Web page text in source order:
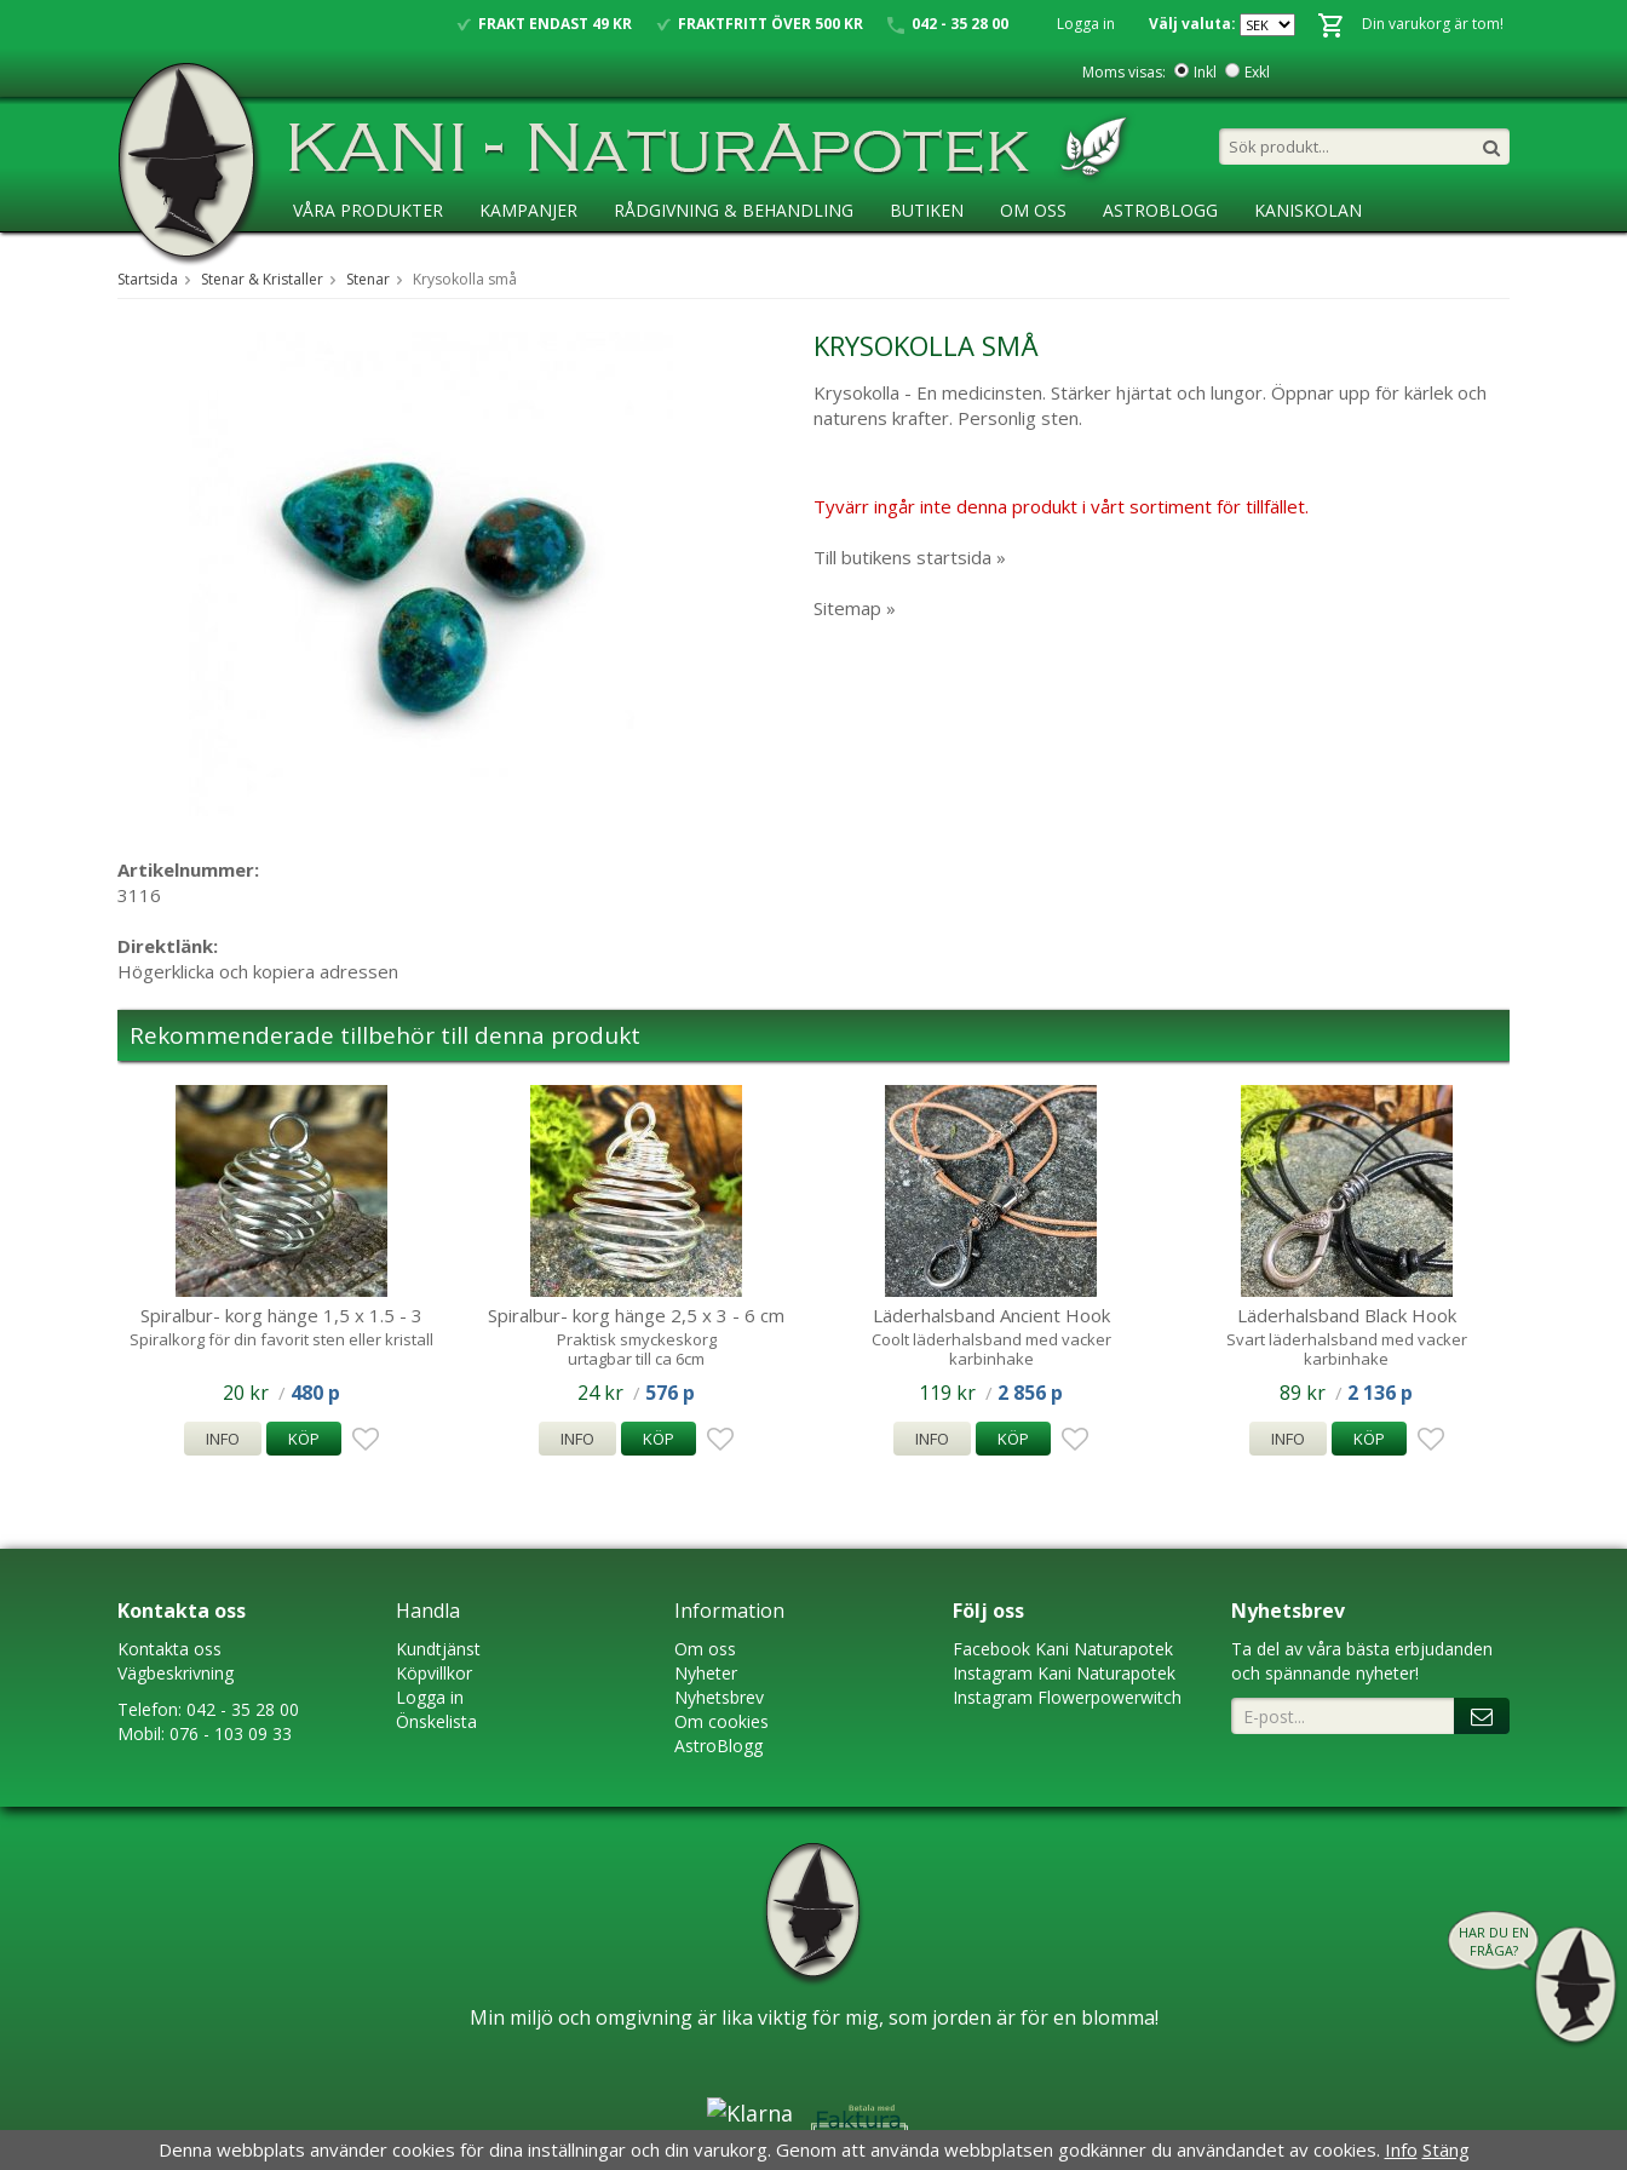
HAR DU EN
FRÅGA?
FRAKT ENDAST 49 KR FRAKTFRITT ÖVER 500 KR 042 - 35 28 00 Din varukorg är tom!
Logga in Välj valuta:
Moms visas: Inkl Exkl
VÅRA PRODUKTER KAMPANJER RÅDGIVNING & BEHANDLING BUTIKEN OM OSS ASTROBLOGG KANISKOLAN
Startsida Stenar & Kristaller Stenar Krysokolla små
KRYSOKOLLA SMÅ
Krysokolla - En medicinsten. Stärker hjärtat och lungor. Öppnar upp för kärlek och
naturens krafter. Personlig sten.
Tyvärr ingår inte denna produkt i vårt sortiment för tillfället.
Till butikens startsida »
Sitemap »
Artikelnummer:
3116
Direktlänk:
Högerklicka och kopiera adressen
Rekommenderade tillbehör till denna produkt
Spiralbur- korg hänge 1,5 x 1.5 - 3
Spiralkorg för din favorit sten eller kristall
20 kr / 480 p
INFO KÖP
Spiralbur- korg hänge 2,5 x 3 - 6 cm
Praktisk smyckeskorg
urtagbar till ca 6cm
24 kr / 576 p
INFO KÖP
Läderhalsband Ancient Hook
Coolt läderhalsband med vacker
karbinhake
119 kr / 2 856 p
INFO KÖP
Läderhalsband Black Hook
Svart läderhalsband med vacker
karbinhake
89 kr / 2 136 p
INFO KÖP
Kontakta oss
Kontakta oss
Vägbeskrivning
Telefon: 042 - 35 28 00
Mobil: 076 - 103 09 33
Handla
Kundtjänst
Köpvillkor
Logga in
Önskelista
Information
Om oss
Nyheter
Nyhetsbrev
Om cookies
AstroBlogg
Följ oss
Facebook Kani Naturapotek
Instagram Kani Naturapotek
Instagram Flowerpowerwitch
Nyhetsbrev
Ta del av våra bästa erbjudanden
och spännande nyheter!
Min miljö och omgivning är lika viktig för mig, som jorden är för en blomma!
Denna webbplats använder cookies för dina inställningar och din varukorg. Genom att använda webbplatsen godkänner du användandet av cookies. Info Stäng